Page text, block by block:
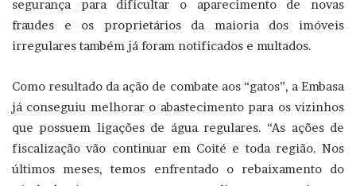
segurança para dificultar o aparecimento de novas
fraudes e os proprietários da maioria dos imóveis
irregulares também já foram notificados e multados.
Como resultado da ação de combate aos “gatos”, a Embasa
já conseguiu melhorar o abastecimento para os vizinhos
que possuem ligações de água regulares. “As ações de
fiscalização vão continuar em Coité e toda região. Nos
últimos meses, temos enfrentado o rebaixamento do